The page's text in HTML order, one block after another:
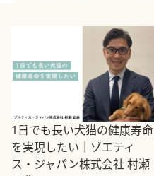
1日でも長い犬猫の健康寿命
を実現したい｜ゾエティ
ス・ジャパン株式会社 村瀬